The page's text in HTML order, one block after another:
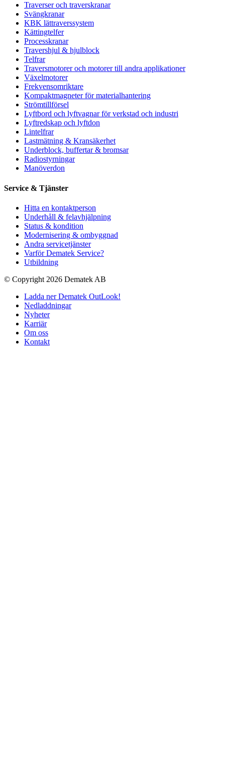
Traverser och traverskranar
Svängkranar
KBK lättraverssystem
Kättingtelfer
Processkranar
Travershjul & hjulblock
Telfrar
Traversmotorer och motorer till andra applikationer
Växelmotorer
Frekvensomriktare
Kompaktmagneter för materialhantering
Strömtillförsel
Lyftbord och lyftvagnar för verkstad och industri
Lyftredskap och lyftdon
Lintelfrar
Lastmätning & Kransäkerhet
Underblock, buffertar & bromsar
Radiostyrningar
Manöverdon
Service & Tjänster
Hitta en kontaktperson
Underhåll & felavhjälpning
Status & kondition
Modernisering & ombyggnad
Andra servicetjänster
Varför Dematek Service?
Utbildning
© Copyright 2026 Dematek AB
Ladda ner Dematek OutLook!
Nedladdningar
Nyheter
Karriär
Om oss
Kontakt